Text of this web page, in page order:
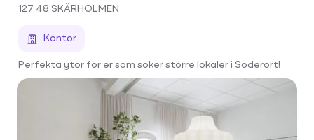
127 48 SKÄRHOLMEN
Kontor
Perfekta ytor för er som söker större lokaler i Söderort!